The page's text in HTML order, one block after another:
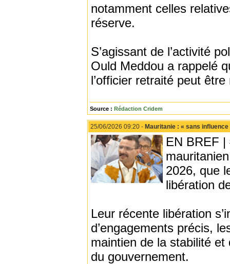
notamment celles
réserve.
S’agissant de l’activité
Ould Meddou a rappelé
l’officier retraité peut
Source : Rédaction Cridem
25/06/2026 09:20 - Mauritanie : « sans
EN BREF |
2026, que
libération
Leur récente libération
d’engagements précis,
maintien de la stabilité
du gouvernement.